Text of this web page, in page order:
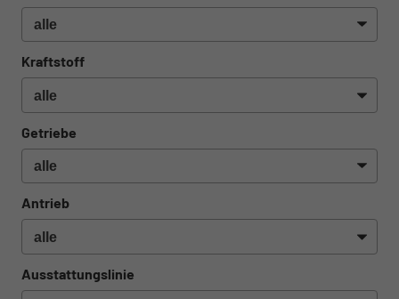
Kraftstoff
Getriebe
Antrieb
Ausstattungslinie